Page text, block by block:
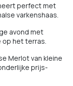
perfect met
varkenshaas.
avond met
op het terras.
Merlot van kleine
prijs-